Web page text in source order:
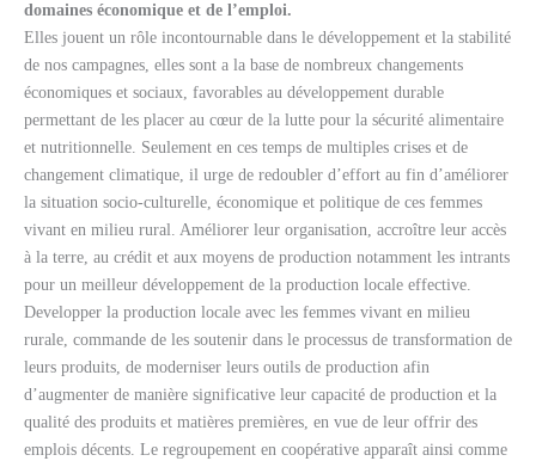
domaines économique et de l’emploi.
Elles jouent un rôle incontournable dans le développement et la stabilité
de nos campagnes, elles sont a la base de nombreux changements
économiques et sociaux, favorables au développement durable
permettant de les placer au cœur de la lutte pour la sécurité alimentaire
et nutritionnelle. Seulement en ces temps de multiples crises et de
changement climatique, il urge de redoubler d’effort au fin d’améliorer
la situation socio-culturelle, économique et politique de ces femmes
vivant en milieu rural. Améliorer leur organisation, accroître leur accès
à la terre, au crédit et aux moyens de production notamment les intrants
pour un meilleur développement de la production locale effective.
Developper la production locale avec les femmes vivant en milieu
rurale, commande de les soutenir dans le processus de transformation de
leurs produits, de moderniser leurs outils de production afin
d’augmenter de manière significative leur capacité de production et la
qualité des produits et matières premières, en vue de leur offrir des
emplois décents. Le regroupement en coopérative apparaît ainsi comme